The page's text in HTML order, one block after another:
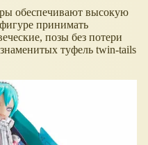
обеспечивают высокую
принимать
позы без потери
туфель twin-tails